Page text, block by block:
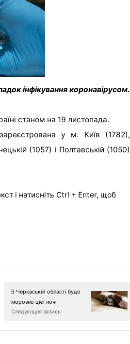
інфікування коронавірусом.
станом на 19 листопада.
у м. Київ (1782),
(1057) і Полтавській (1050)
і натисніть Ctrl + Enter, щоб
В Черкаській області буде
морозно цієї ночі
Следующая запись